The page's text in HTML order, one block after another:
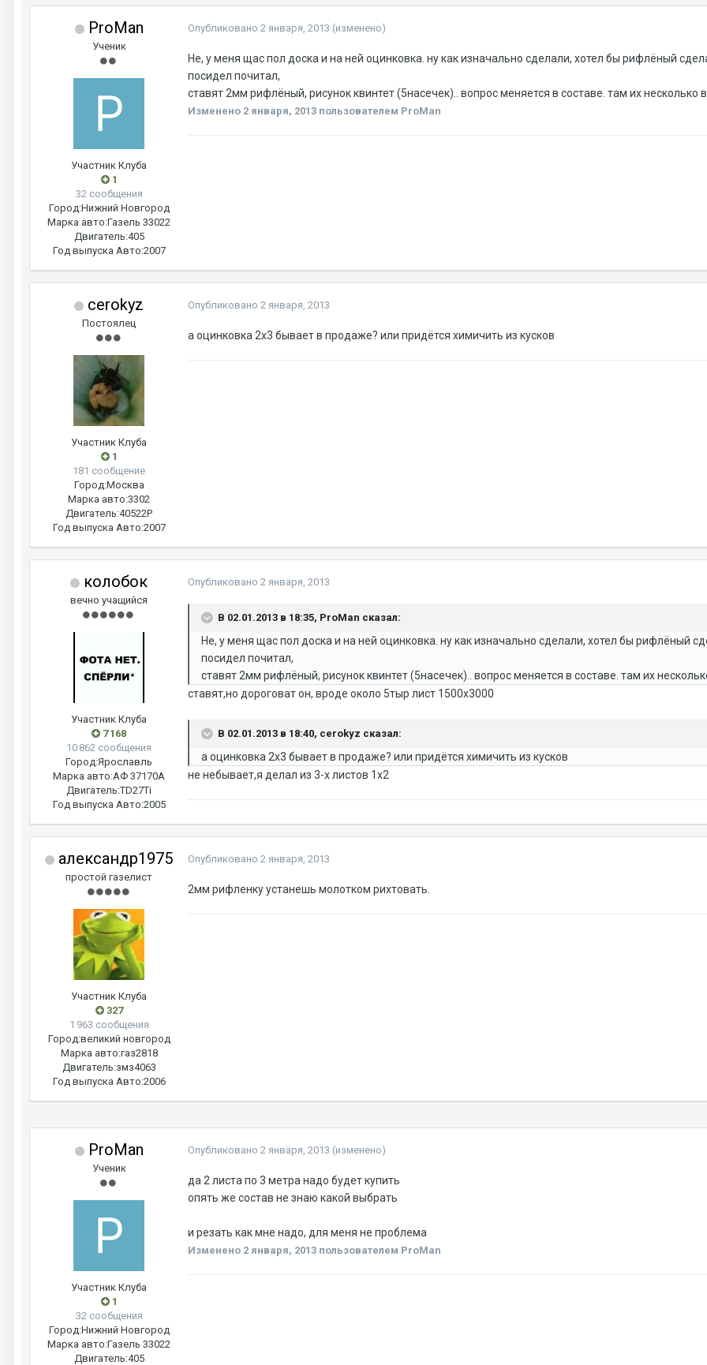
ProMan
Ученик
Участник Клуба
1
32 сообщения
Город:Нижний Новгород
Марка авто:Газель 33022
Двигатель:405
Год выпуска Авто:2007
Опубликовано 2 января, 2013 (изменено)
Не, у меня щас пол доска и на ней оцинковка. ну как изначально сделали, хотел бы рифлёный
посидел почитал,
ставят 2мм рифлёный, рисунок квинтет (5насечек).. вопрос меняется в составе. там их несколько
Изменено 2 января, 2013 пользователем ProMan
cerokyz
Постоялец
Участник Клуба
1
181 сообщение
Город:Москва
Марка авто:3302
Двигатель:40522Р
Год выпуска Авто:2007
Опубликовано 2 января, 2013
а оцинковка 2х3 бывает в продаже? или придётся химичить из кусков
колобок
вечно учащийся
Участник Клуба
7 168
10 862 сообщения
Город:Ярославль
Марка авто:АФ 37170А
Двигатель:ТD27Ti
Год выпуска Авто:2005
Опубликовано 2 января, 2013
В 02.01.2013 в 18:35, ProMan сказал:
Не, у меня щас пол доска и на ней оцинковка. ну как изначально сделали, хотел бы рифлёный
посидел почитал,
ставят 2мм рифлёный, рисунок квинтет (5насечек).. вопрос меняется в составе. там их
ставят,но дороговат он, вроде около 5тыр лист 1500х3000
В 02.01.2013 в 18:40, cerokyz сказал:
а оцинковка 2х3 бывает в продаже? или придётся химичить из кусков
не небывает,я делал из 3-х листов 1х2
александр1975
простой газелист
Участник Клуба
327
1 963 сообщения
Город:великий новгород
Марка авто:газ2818
Двигатель:змз4063
Год выпуска Авто:2006
Опубликовано 2 января, 2013
2мм рифленку устанешь молотком рихтовать.
ProMan
Ученик
Участник Клуба
1
32 сообщения
Город:Нижний Новгород
Марка авто:Газель 33022
Двигатель:405
Опубликовано 2 января, 2013 (изменено)
да 2 листа по 3 метра надо будет купить
опять же состав не знаю какой выбрать
и резать как мне надо, для меня не проблема
Изменено 2 января, 2013 пользователем ProMan